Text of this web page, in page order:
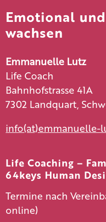
Emotional
wachsen
Emmanuelle Lutz
Life Coach
Bahnhofstrasse 41A
7302 Landquart,
info(at)emmanuelle-
Life Coaching –
64keys Human
Termine nach
online)